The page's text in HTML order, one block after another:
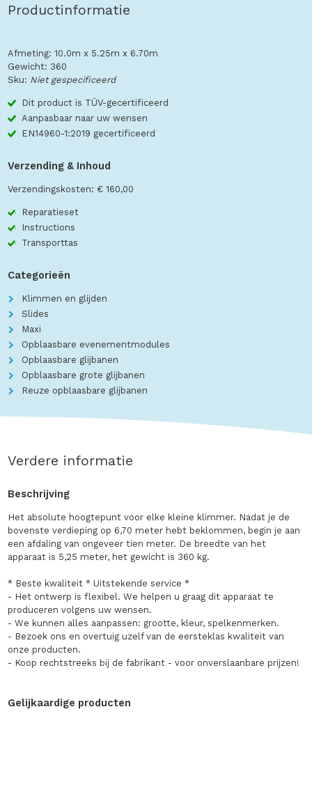
Productinformatie
Afmeting: 10.0m x 5.25m x 6.70m
Gewicht: 360
Sku: Niet gespecificeerd
Dit product is TÜV-gecertificeerd
Aanpasbaar naar uw wensen
EN14960-1:2019 gecertificeerd
Verzending & Inhoud
Verzendingskosten: € 160,00
Reparatieset
Instructions
Transporttas
Categorieën
Klimmen en glijden
Slides
Maxi
Opblaasbare evenementmodules
Opblaasbare glijbanen
Opblaasbare grote glijbanen
Reuze opblaasbare glijbanen
Verdere informatie
Beschrijving
Het absolute hoogtepunt voor elke kleine klimmer. Nadat je de
bovenste verdieping op 6,70 meter hebt beklommen, begin je aan
een afdaling van ongeveer tien meter. De breedte van het
apparaat is 5,25 meter, het gewicht is 360 kg.
* Beste kwaliteit * Uitstekende service *
- Het ontwerp is flexibel. We helpen u graag dit apparaat te
produceren volgens uw wensen.
- We kunnen alles aanpassen: grootte, kleur, spelkenmerken.
- Bezoek ons en overtuig uzelf van de eersteklas kwaliteit van
onze producten.
- Koop rechtstreeks bij de fabrikant - voor onverslaanbare prijzen!
Gelijkaardige producten